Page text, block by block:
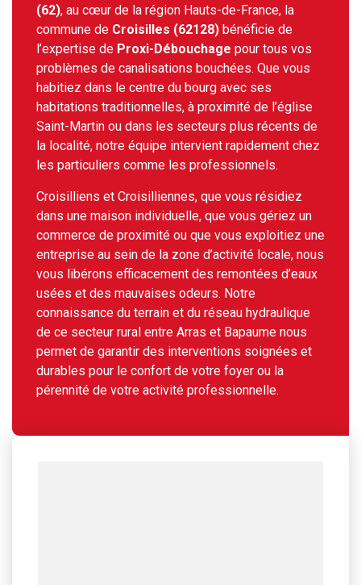
(62), au cœur de la région Hauts-de-France, la
commune de Croisilles (62128) bénéficie de
l’expertise de Proxi-Débouchage pour tous vos
problèmes de canalisations bouchées. Que vous
habitiez dans le centre du bourg avec ses
habitations traditionnelles, à proximité de l’église
Saint-Martin ou dans les secteurs plus récents de
la localité, notre équipe intervient rapidement chez
les particuliers comme les professionnels.
Croisilliens et Croisilliennes, que vous résidiez
dans une maison individuelle, que vous gériez un
commerce de proximité ou que vous exploitiez une
entreprise au sein de la zone d’activité locale, nous
vous libérons efficacement des remontées d’eaux
usées et des mauvaises odeurs. Notre
connaissance du terrain et du réseau hydraulique
de ce secteur rural entre Arras et Bapaume nous
permet de garantir des interventions soignées et
durables pour le confort de votre foyer ou la
pérennité de votre activité professionnelle.